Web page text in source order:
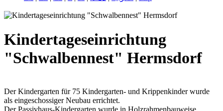
Kindertageseinrichtung
"Schwalbennest" Hermsdorf
Der Kindergarten für 75 Kindergarten- und Krippenkinder wurde
als eingeschossiger Neubau errichtet.
Der Passivhaus-Kindergarten wurde in Holzrahmenbauweise